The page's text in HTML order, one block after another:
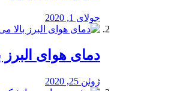
جولای 1, 2020
دمای هوای البرز
ژوئن 25, 2020